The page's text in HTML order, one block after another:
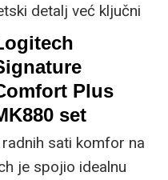
detalj već ključni
jer koristi
svjetla za
Plus
set
sati komfor na
je spojio idealnu